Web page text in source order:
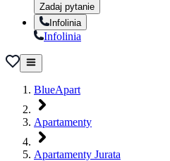
Zadaj pytanie
Infolinia
Infolinia
BlueApart
Apartamenty
Apartamenty Jurata